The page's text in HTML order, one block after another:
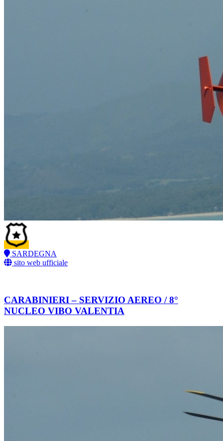
SARDEGNA
sito web ufficiale
CARABINIERI – SERVIZIO AEREO / 8°
NUCLEO VIBO VALENTIA